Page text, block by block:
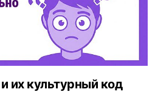
их культурный код